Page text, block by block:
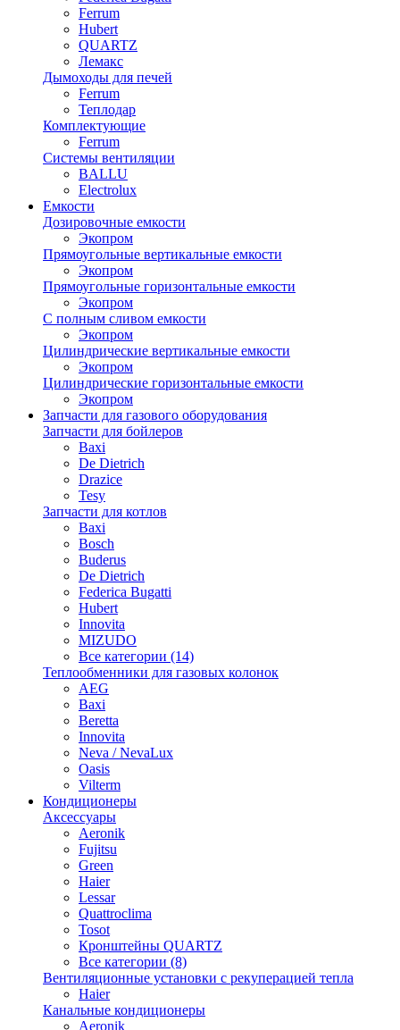
Ferrum
Hubert
QUARTZ
Лемакс
Дымоходы для печей
Ferrum
Теплодар
Комплектующие
Ferrum
Системы вентиляции
BALLU
Electrolux
Емкости
Дозировочные емкости
Экопром
Прямоугольные вертикальные емкости
Экопром
Прямоугольные горизонтальные емкости
Экопром
С полным сливом емкости
Экопром
Цилиндрические вертикальные емкости
Экопром
Цилиндрические горизонтальные емкости
Экопром
Запчасти для газового оборудования
Запчасти для бойлеров
Baxi
De Dietrich
Drazice
Tesy
Запчасти для котлов
Baxi
Bosch
Buderus
De Dietrich
Federica Bugatti
Hubert
Innovita
MIZUDO
Все категории (14)
Теплообменники для газовых колонок
AEG
Baxi
Beretta
Innovita
Neva / NevaLux
Oasis
Vilterm
Кондиционеры
Аксессуары
Aeronik
Fujitsu
Green
Haier
Lessar
Quattroclima
Tosot
Кронштейны QUARTZ
Все категории (8)
Вентиляционные установки с рекуперацией тепла
Haier
Канальные кондиционеры
Aeronik